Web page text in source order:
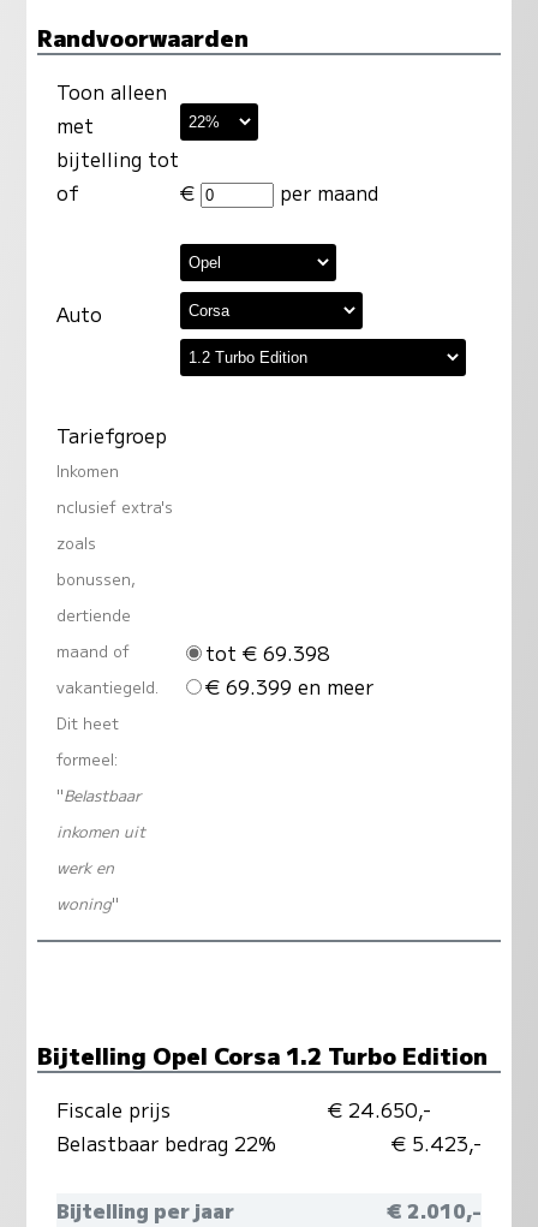
Randvoorwaarden
Toon alleen
met
bijtelling tot
of
€ per maand
Auto
Tariefgroep
Inkomen
nclusief extra's
zoals
bonussen,
dertiende
maand of
vakantiegeld.
Dit heet
formeel:
"Belastbaar
inkomen uit
werk en
woning"
tot € 69.398
€ 69.399 en meer
Bijtelling Opel Corsa 1.2 Turbo Edition
Fiscale prijs
€ 24.650,-
Belastbaar bedrag 22%
€ 5.423,-
Bijtelling per jaar
€ 2.010,-